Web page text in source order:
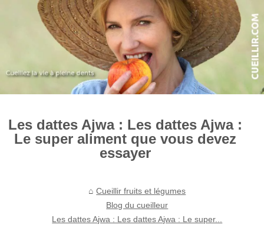
Les dattes Ajwa : Les dattes Ajwa :
Le super aliment que vous devez
essayer
Cueillir fruits et légumes
Blog du cueilleur
Les dattes Ajwa : Les dattes Ajwa : Le super...